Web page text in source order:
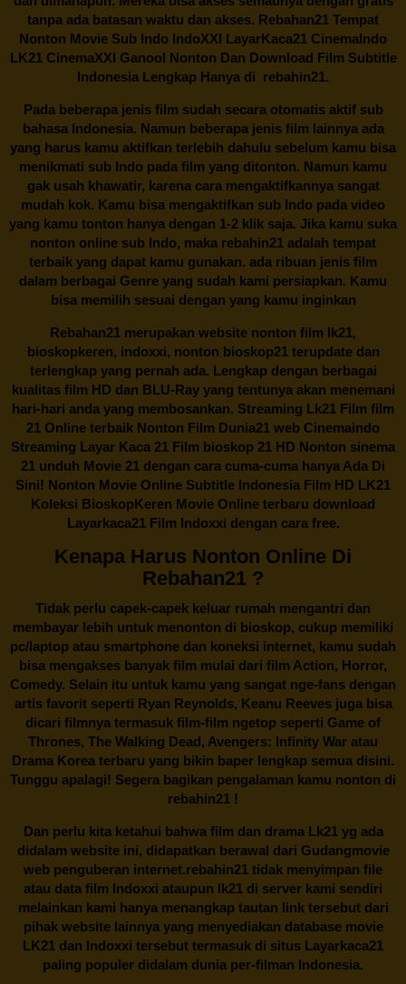
tanpa ada batasan waktu dan akses. Rebahan21 Tempat
Nonton Movie Sub Indo IndoXXI LayarKaca21 CinemaIndo
LK21 CinemaXXI Ganool Nonton Dan Download Film Subtitle
Indonesia Lengkap Hanya di rebahin21.
Pada beberapa jenis film sudah secara otomatis aktif sub
bahasa Indonesia. Namun beberapa jenis film lainnya ada
yang harus kamu aktifkan terlebih dahulu sebelum kamu bisa
menikmati sub Indo pada film yang ditonton. Namun kamu
gak usah khawatir, karena cara mengaktifkannya sangat
mudah kok. Kamu bisa mengaktifkan sub Indo pada video
yang kamu tonton hanya dengan 1-2 klik saja. Jika kamu suka
nonton online sub Indo, maka rebahin21 adalah tempat
terbaik yang dapat kamu gunakan. ada ribuan jenis film
dalam berbagai Genre yang sudah kami persiapkan. Kamu
bisa memilih sesuai dengan yang kamu inginkan
Rebahan21 merupakan website nonton film lk21,
bioskopkeren, indoxxi, nonton bioskop21 terupdate dan
terlengkap yang pernah ada. Lengkap dengan berbagai
kualitas film HD dan BLU-Ray yang tentunya akan menemani
hari-hari anda yang membosankan. Streaming Lk21 Film film
21 Online terbaik Nonton Film Dunia21 web Cinemaindo
Streaming Layar Kaca 21 Film bioskop 21 HD Nonton sinema
21 unduh Movie 21 dengan cara cuma-cuma hanya Ada Di
Sini! Nonton Movie Online Subtitle Indonesia Film HD LK21
Koleksi BioskopKeren Movie Online terbaru download
Layarkaca21 Film Indoxxi dengan cara free.
Kenapa Harus Nonton Online Di
Rebahan21 ?
Tidak perlu capek-capek keluar rumah mengantri dan
membayar lebih untuk menonton di bioskop, cukup memiliki
pc/laptop atau smartphone dan koneksi internet, kamu sudah
bisa mengakses banyak film mulai dari film Action, Horror,
Comedy. Selain itu untuk kamu yang sangat nge-fans dengan
artis favorit seperti Ryan Reynolds, Keanu Reeves juga bisa
dicari filmnya termasuk film-film ngetop seperti Game of
Thrones, The Walking Dead, Avengers: Infinity War atau
Drama Korea terbaru yang bikin baper lengkap semua disini.
Tunggu apalagi! Segera bagikan pengalaman kamu nonton di
rebahin21 !
Dan perlu kita ketahui bahwa film dan dramaLk21yg ada
didalam website ini, didapatkan berawal dari Gudangmovie
web penguberan internet.rebahin21 tidak menyimpan file
atau data film Indoxxi ataupun lk21 di server kami sendiri
melainkan kami hanya menangkap tautan link tersebut dari
pihak website lainnya yang menyediakan database movie
LK21 dan Indoxxi tersebut termasuk di situs Layarkaca21
paling populer didalam dunia per-filman Indonesia.